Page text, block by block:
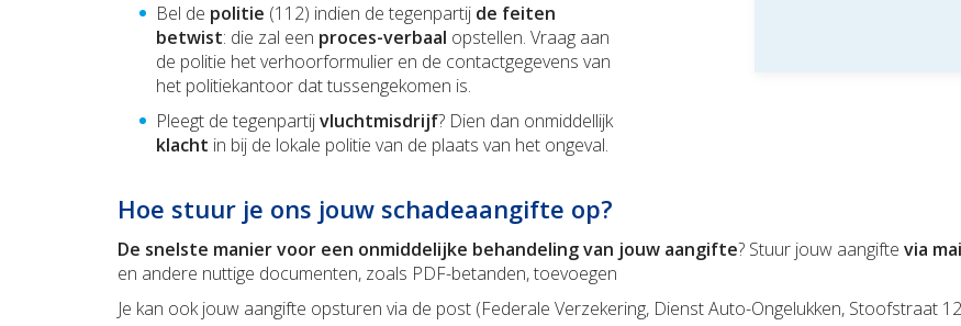
Bel de politie (112) indien de tegenpartij de feiten
betwist: die zal een proces-verbaal opstellen. Vraag aan
de politie het verhoorformulier en de contactgegevens van
het politiekantoor dat tussengekomen is.
Pleegt de tegenpartijvluchtmisdrijf? Dien dan onmiddellijk
klacht in bij de lokale politie van de plaats van het ongeval.
Hoe stuur je ons jouw schadeaangifte op?
De snelste manier voor een onmiddelijke behandeling van jouw aangifte? Stuur jouw aangifte via
en andere nuttige documenten, zoals PDF-betanden, toevoegen
Je kan ook jouw aangifte opsturen via de post (Federale Verzekering, Dienst Auto-Ongelukken, Stoofstraat